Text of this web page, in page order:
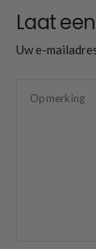
Laat
Uw e-
Opmerking